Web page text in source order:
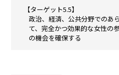
【ターゲット5.5】
政治、経済、公共分野でのあ
て、完全かつ効果的な女性の
の機会を確保する